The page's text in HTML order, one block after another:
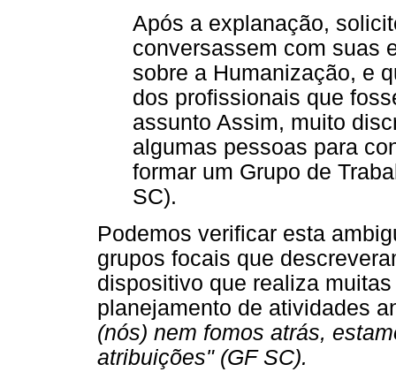
Após a explanação,
conversassem com suas
sobre a Humanização, e
dos profissionais que
assunto Assim, muito
algumas pessoas para
formar um Grupo de
SC).
Podemos verificar esta
grupos focais que
dispositivo que realiza
planejamento de atividades
(nós) nem fomos atrás,
atribuições" (GF SC).